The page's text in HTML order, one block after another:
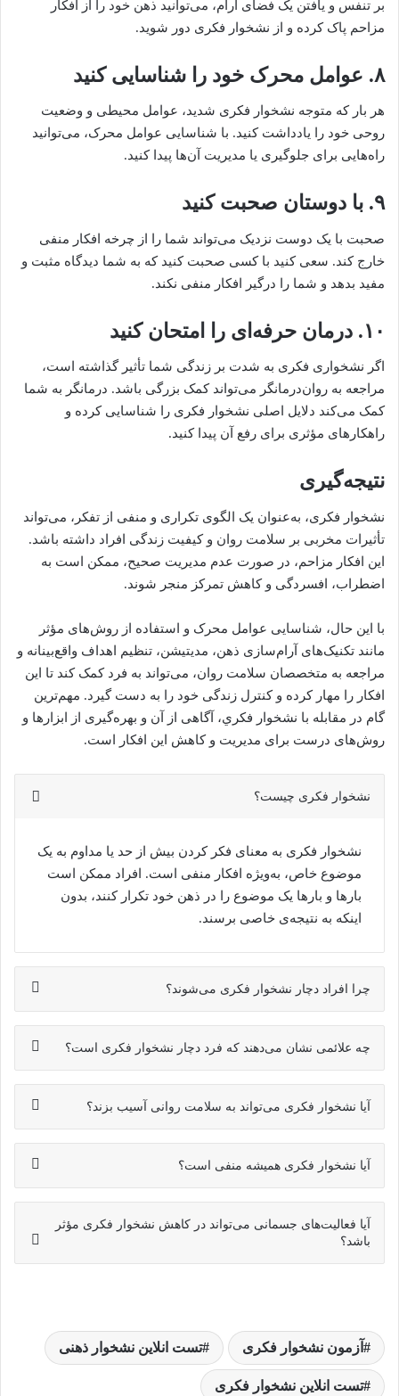
بر تنفس و یافتن یک فضای آرام، می‌توانید ذهن خود را از افکار
مزاحم پاک کرده و از نشخوار فکری دور شوید.
۸. عوامل محرک خود را شناسایی کنید
هر بار که متوجه نشخوار فکری شدید، عوامل محیطی و وضعیت
روحی خود را یادداشت کنید. با شناسایی عوامل محرک، می‌توانید
راه‌هایی برای جلوگیری یا مدیریت آن‌ها پیدا کنید.
۹. با دوستان صحبت کنید
صحبت با یک دوست نزدیک می‌تواند شما را از چرخه افکار منفی
خارج کند. سعی کنید با کسی صحبت کنید که به شما دیدگاه مثبت و
مفید بدهد و شما را درگیر افکار منفی نکند.
۱۰. درمان حرفه‌ای را امتحان کنید
اگر نشخواری فکری به شدت بر زندگی شما تأثیر گذاشته است،
مراجعه به روان‌درمانگر می‌تواند کمک بزرگی باشد. درمانگر به شما
کمک می‌کند دلایل اصلی نشخوار فکری را شناسایی کرده و
راهکارهای مؤثری برای رفع آن پیدا کنید.
نتیجه‌گیری
نشخوار فکری، به‌عنوان یک الگوی تکراری و منفی از تفکر، می‌تواند
تأثیرات مخربی بر سلامت روان و کیفیت زندگی افراد داشته باشد.
این افکار مزاحم، در صورت عدم مدیریت صحیح، ممکن است به
اضطراب، افسردگی و کاهش تمرکز منجر شوند.
با این حال، شناسایی عوامل محرک و استفاده از روش‌های مؤثر
مانند تکنیک‌های آرام‌سازی ذهن، مدیتیشن، تنظیم اهداف واقع‌بینانه و
مراجعه به متخصصان سلامت روان، می‌تواند به فرد کمک کند تا این
افکار را مهار کرده و کنترل زندگی خود را به دست گیرد. مهم‌ترین
گام در مقابله با نشخوار فکري، آگاهی از آن و بهره‌گیری از ابزارها و
روش‌های درست برای مدیریت و کاهش این افکار است.
نشخوار فکری چیست؟
نشخوار فکری به معنای فکر کردن بیش از حد یا مداوم به یک
موضوع خاص، به‌ویژه افکار منفی است. افراد ممکن است
بارها و بارها یک موضوع را در ذهن خود تکرار کنند، بدون
اینکه به نتیجه‌ی خاصی برسند.
چرا افراد دچار نشخوار فکری می‌شوند؟
چه علائمی نشان می‌دهند که فرد دچار نشخوار فکری است؟
آیا نشخوار فکری می‌تواند به سلامت روانی آسیب بزند؟
آیا نشخوار فکری همیشه منفی است؟
آیا فعالیت‌های جسمانی می‌تواند در کاهش نشخوار فکری مؤثر
باشد؟
آزمون نشخوار فکری تست انلاین نشخوار ذهنی
تست انلاین نشخوار فکری